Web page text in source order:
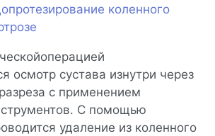
коленного
осмотр сустава изнутри через
с применением
С помощью
удаление из коленного